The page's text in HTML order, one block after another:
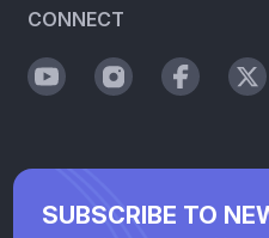
CONNECT
SUBSCRIBE TO